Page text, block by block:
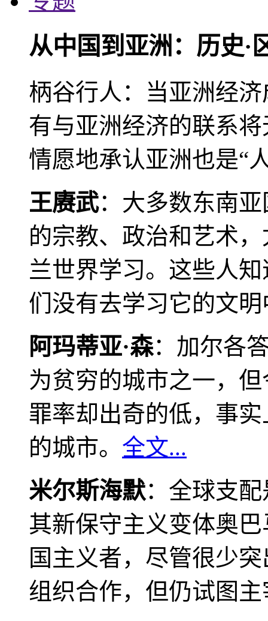
从中国到亚洲：历史·
柄谷行人：当亚洲经
有与亚洲经济的联系
情愿地承认亚洲也是“
王赓武：大多数东南
的宗教、政治和艺术
兰世界学习。这些人
们没有去学习它的文
阿玛蒂亚·森：加尔各
为贫穷的城市之一，
罪率却出奇的低，事
的城市。 全文...
米尔斯海默：全球支
其新保守主义变体奥
国主义者，尽管很少
组织合作，但仍试图